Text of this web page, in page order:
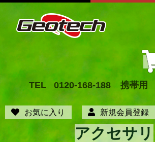
TEL 0120-168-188 携帯用
お気に入り 新規会員登録
アクセサリ